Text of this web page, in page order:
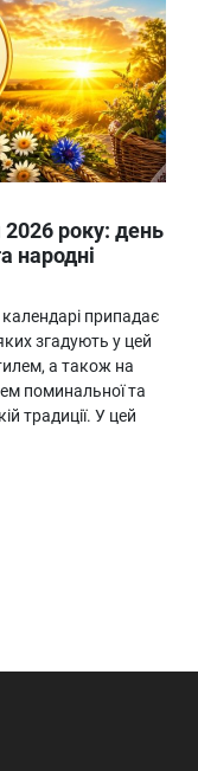
року: день
народні
припадає
згадують у цей
а також на
поминальної та
традиції. У цей